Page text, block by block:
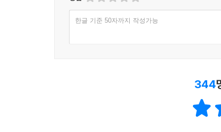
한글 기준 50자까지 작성가능
344